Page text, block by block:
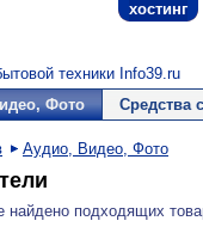
хостинг
техники Info39.ru
Фото Средства
Аудио, Видео, Фото
найдено подходящих